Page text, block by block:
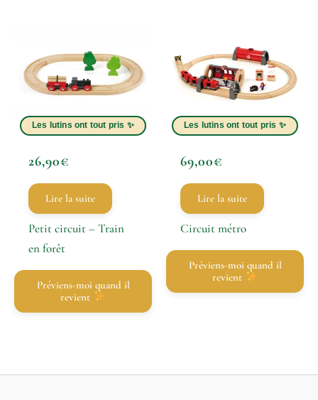
26,90€
Lire la suite
Petit circuit – Train
en forêt
Préviens-moi quand il
revient
69,00€
Lire la suite
Circuit métro
Préviens-moi quand il
revient